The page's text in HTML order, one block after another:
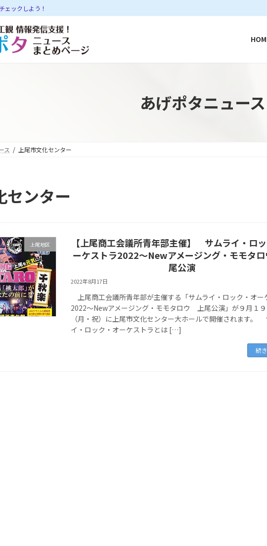
ェックしよう！
あげポタニュース
ス 上尾市文化センター
センター
上尾地区
【上尾商工会議所青年部主催】 サムライ・ロ
ーケストラ2022～Newアメージング・モモタ
尾公演
2022年8月17日
上尾商工会議所青年部が主催する「サムライ・ロック・オー
2022～Newアメージング・モモタロウ 上尾公演」が９月１
（月・祝）に上尾市文化センター大ホールで開催されます。
イ・ロック・オーケストラとは […]
続